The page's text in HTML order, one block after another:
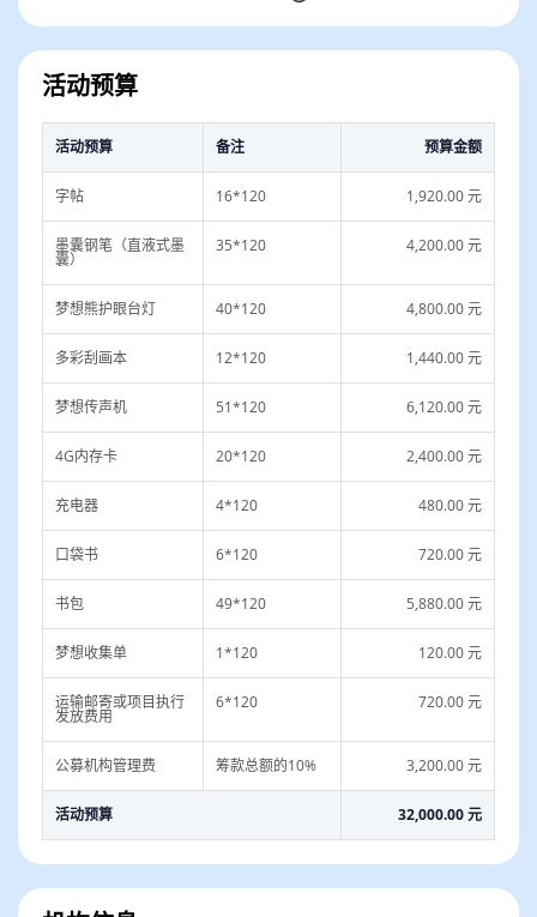
2021年3月教育部等六部门印发《义务教育质量
评价指南》，《评价指南》明确：对学校而言，办学
质量评价主要包括办学方向、课程教学、教师发展、
学校管理、学生发展等五方面内容，旨在促进学校落
实德智体美劳全面培养要求，深入实施素质教育，充
分激发办学活力，不断提高办学水平和育人质量。对
展、身心发展、审美素养、劳动与社会实践等五个方
面，旨在促进学生德智体美劳全面发展，培养适应终
身发展和社会发展需要的正确价值观、必备品格和关
键能力。
公益传递小领袖 通过益币、益米、益卖、益营四
等多项实践中得到提升以及亲子关系的促进。与乡村
儿童1对1结对的爱心形式，还可以让城乡儿童成为伙
伴，建立友谊并一起快乐成长成才。
活动预算
活动预算 备注 预算金额
字帖 16*120 1,920.00 元
墨囊钢笔（直液式墨
囊）
35*120 4,200.00 元
梦想熊护眼台灯 40*120 4,800.00 元
多彩刮画本 12*120 1,440.00 元
梦想传声机 51*120 6,120.00 元
4G内存卡 20*120 2,400.00 元
充电器 4*120 480.00 元
口袋书 6*120 720.00 元
书包 49*120 5,880.00 元
梦想收集单 1*120 120.00 元
运输邮寄或项目执行
发放费用
6*120 720.00 元
公募机构管理费 筹款总额的10% 3,200.00 元
活动预算 32,000.00 元